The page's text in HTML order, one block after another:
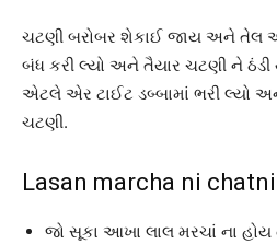
ચટણી બરોબર શેકાઈ જાય અને તેલ
બંધ કરી લ્યો અને તૈયાર ચટણી ને ઠંડી
એટલે એર ટાઈટ ડબ્બામાં ભરી લ્યો
ચટણી.
Lasan marcha ni chatni
જો સૂકા આખા લાલ મરચાં ના હોય